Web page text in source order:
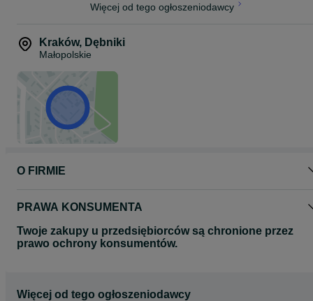
Więcej od tego ogłoszeniodawcy
Kraków, Dębniki
Małopolskie
O FIRMIE
PRAWA KONSUMENTA
Twoje zakupy u przedsiębiorców są chronione przez
prawo ochrony konsumentów.
Więcej od tego ogłoszeniodawcy